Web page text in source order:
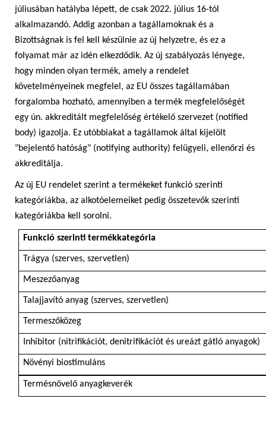
júliusában hatályba lépett, de csak 2022. július 16-tól
alkalmazandó. Addig azonban a tagállamoknak és a
Bizottságnak is fel kell készülnie az új helyzetre, és ez a
folyamat már az idén elkezdődik. Az új szabályozás lényege,
hogy minden olyan termék, amely a rendelet
követelményeinek megfelel, az EU összes tagállamában
forgalomba hozható, amennyiben a termék megfelelőségét
egy ún. akkreditált megfelelőség értékelő szervezet (notified
body) igazolja. Ez utóbbiakat a tagállamok által kijelölt
"bejelentő hatóság" (notifying authority) felügyeli, ellenőrzi és
akkreditálja.
Az új EU rendelet szerint a termékeket funkció szerinti
kategóriákba, az alkotóelemeiket pedig összetevők szerinti
kategóriákba kell sorolni.
Funkció szerinti termékkategória
Trágya (szerves, szervetlen)
Meszezőanyag
Talajjavító anyag (szerves, szervetlen)
Termeszőközeg
Inhibitor (nitrifikációt, denitrifikációt és ureázt gátló anyagok)
Növényi biostimuláns
Termésnövelő anyagkeverék